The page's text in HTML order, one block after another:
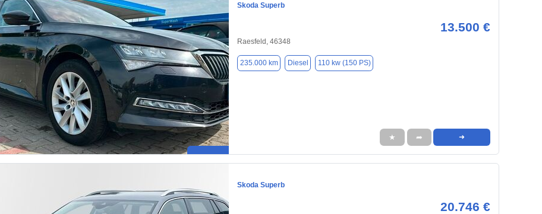
Skoda Superb
13.500 €
Raesfeld, 46348
235.000 km Diesel 110 kw (150 PS)
★ ➦ ➜
Skoda Superb
20.746 €